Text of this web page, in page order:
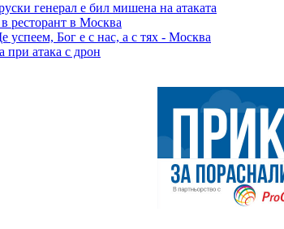
генерал е бил мишена на атаката
ресторант в Москва
Бог е с нас, а с тях - Москва
при атака с дрон